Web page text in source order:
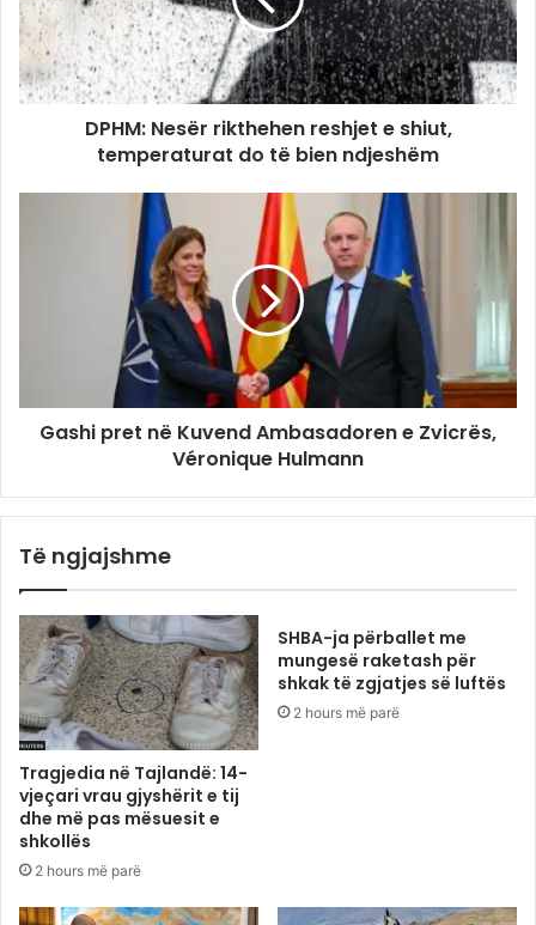
DPHM: Nesër rikthehen reshjet e shiut,
temperaturat do të bien ndjeshëm
Gashi pret në Kuvend Ambasadoren e Zvicrës,
Véronique Hulmann
Të ngjajshme
Tragjedia në Tajlandë: 14-
vjeçari vrau gjyshërit e tij
dhe më pas mësuesit e
shkollës
2 hours më parë
SHBA-ja përballet me
mungesë raketash për
shkak të zgjatjes së luftës
2 hours më parë